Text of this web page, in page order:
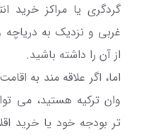
گردگری یا مراکز خرید
غربی و نزدیک به دریاچه
از آن را داشته باشید.
اما، اگر علاقه مند به
وان ترکیه هستید، می
تر بودجه خود یا خرید